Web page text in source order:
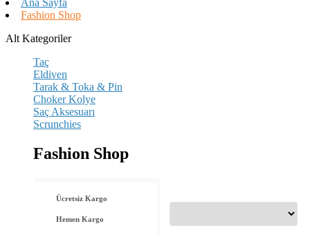
Fashion Shop
Alt Kategoriler
Taç
Eldiven
Tarak & Toka & Pin
Choker Kolye
Saç Aksesuarı
Scrunchies
Fashion Shop
Ücretsiz Kargo
Hemen Kargo